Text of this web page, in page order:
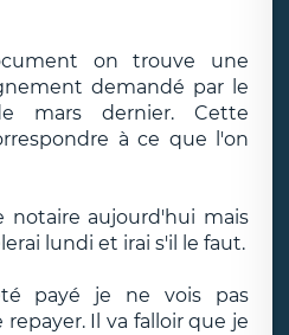
on trouve une
demandé par le
mars dernier. Cette
à ce que l'on
notaire aujourd'hui mais
lundi et irai s'il le faut.
payé je ne vois pas
Il va falloir que je